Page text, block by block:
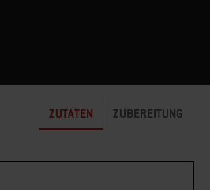
ZUTATEN ZUBEREITUNG